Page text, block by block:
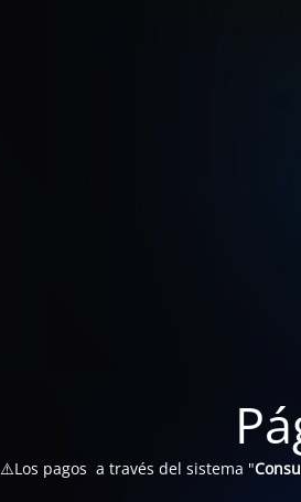
⚠️Los pagos a través del sistema "